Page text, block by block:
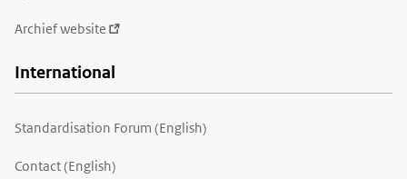
Archief website
International
Standardisation Forum (English)
Contact (English)